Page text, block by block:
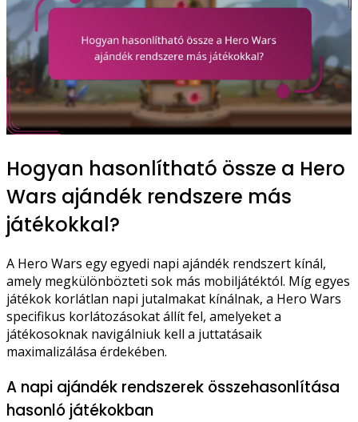
Hogyan hasonlítható össze a Hero
Wars ajándék rendszere más
játékokkal?
A Hero Wars egy egyedi napi ajándék rendszert kínál,
amely megkülönbözteti sok más mobiljátéktól. Míg egyes
játékok korlátlan napi jutalmakat kínálnak, a Hero Wars
specifikus korlátozásokat állít fel, amelyeket a
játékosoknak navigálniuk kell a juttatásaik
maximalizálása érdekében.
A napi ajándék rendszerek összehasonlítása
hasonló játékokban